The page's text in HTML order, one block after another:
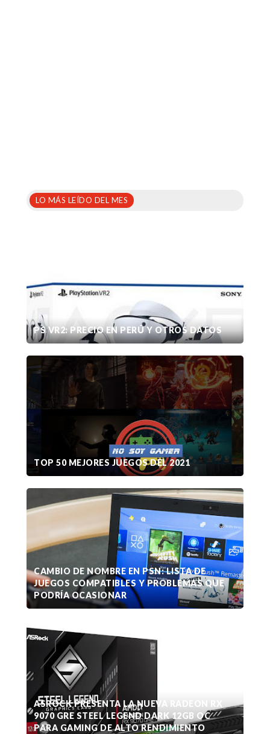
LO MÁS LEÍDO DEL MES
PS VR2: PRECIO EN PERÚ Y OTROS DATOS
TOP 50 MEJORES JUEGOS DEL 2021
CAMBIO DE NOMBRE EN PSN: LISTA DE
JUEGOS COMPATIBLES Y PROBLEMAS QUE
PODRÍA OCASIONAR
ASROCK PRESENTA LA NUEVA RADEON RX
9070 GRE STEEL LEGEND DARK 12GB OC
PARA GAMING DE ALTO RENDIMIENTO